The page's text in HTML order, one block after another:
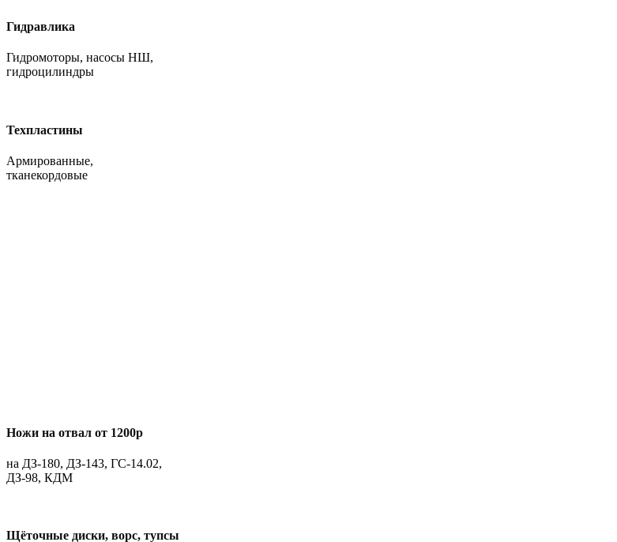
Гидравлика
Гидромоторы, насосы НШ,
гидроцилиндры
Техпластины
Армированные,
тканекордовые
Ножи на отвал от 1200р
на ДЗ-180, ДЗ-143, ГС-14.02,
ДЗ-98, КДМ
Щёточные диски, ворс, тупсы